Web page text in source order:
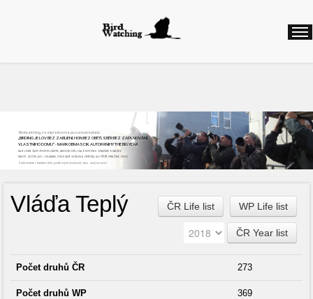
Birdwatching, česky řekneme pozorování ptáků
„BIRDING JE LOV BEZ ZABÍJENÍ, HON BEZ OBĚTÍ, SBĚR BEZ ZAPLŇOVÁNÍ
VLASTNÍHO DOMU“ - MARK OBMASCIK, AUTOR KNIHY THE BIG YEAR
NAJEZDÍME ČASTO STOVKY KILOMETRŮ, ABYCHOM VIDĚLI DALŠÍ NOVÝ DRUH. ODNÁŠÍME SI NADŠENÍ,
RADOST, ZÁŽITKY, ALE I ZKLAMÁNÍ, POKUD NAŠE CESTA BYLA ZBYTEČNÁ, ALE PŘÍŠTĚ VYRÁŽÍME ZNOVU
Začít můžete v každém věku, podle svých možností, času...stojí to za to!
ČR Life list WP Life list
ČR Year list
Vláďa Teplý
Počet druhů ČR 273
Počet druhů WP 369